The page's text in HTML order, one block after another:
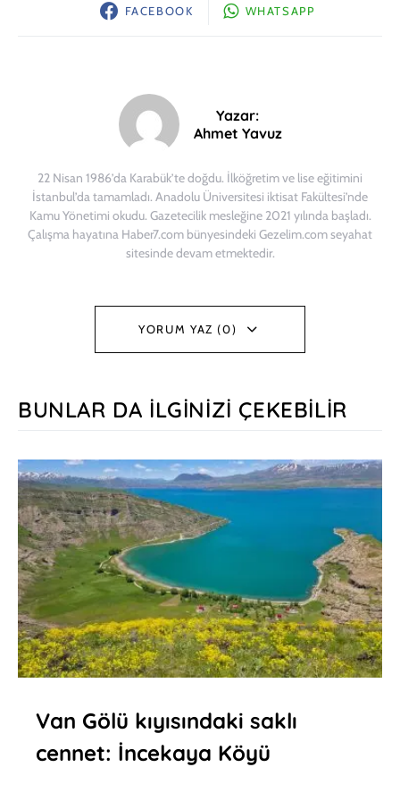
FACEBOOK WHATSAPP
Yazar:
Ahmet Yavuz
22 Nisan 1986’da Karabük’te doğdu. İlköğretim ve lise eğitimini
İstanbul’da tamamladı. Anadolu Üniversitesi iktisat Fakültesi’nde
Kamu Yönetimi okudu. Gazetecilik mesleğine 2021 yılında başladı.
Çalışma hayatına Haber7.com bünyesindeki Gezelim.com seyahat
sitesinde devam etmektedir.
YORUM YAZ (0)
BUNLAR DA İLGINIZI ÇEKEBILIR
Van Gölü kıyısındaki saklı
cennet: İncekaya Köyü